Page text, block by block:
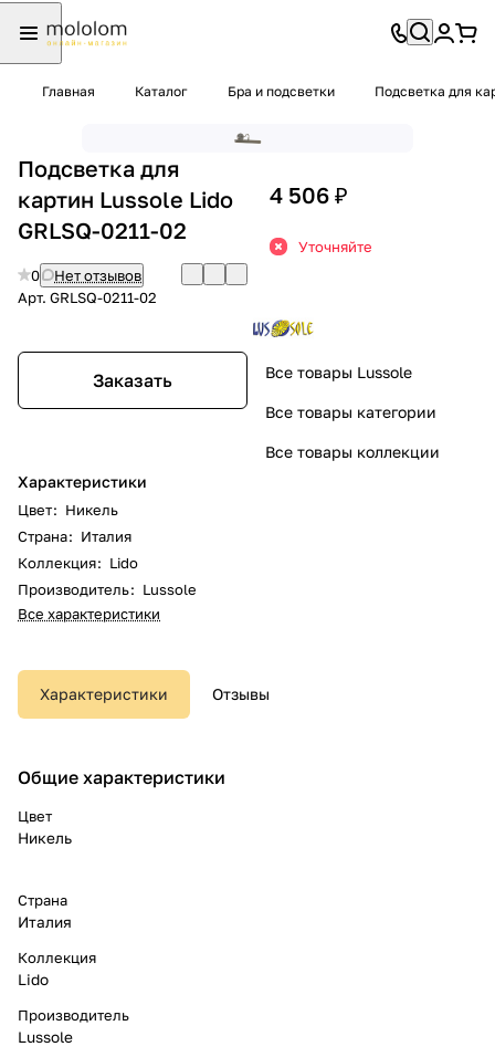
Главная Каталог Бра и подсветки Подсветка для
Подсветка для
картин Lussole Lido
GRLSQ-0211-02
0
Нет отзывов
Арт. GRLSQ-0211-02
Заказать
Характеристики
Цвет: Никель
Страна: Италия
Коллекция: Lido
Производитель: Lussole
Все характеристики
4 506 ₽
Уточняйте
Все товары Lussole
Все товары категории
Все товары коллекции
Характеристики Отзывы
Общие характеристики
Цвет
Никель
Страна
Италия
Коллекция
Lido
Производитель
Lussole